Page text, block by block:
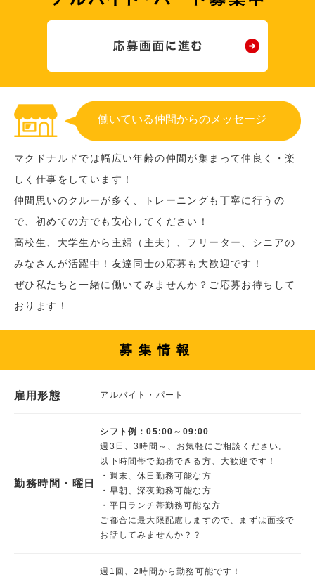
働いている仲間からのメッセージ
マクドナルドでは幅広い年齢の仲間が集まって仲良く・楽
しく仕事をしています！
仲間思いのクルーが多く、トレーニングも丁寧に行うの
で、初めての方でも安心してください！
高校生、大学生から主婦（主夫）、フリーター、シニアの
みなさんが活躍中！友達同士の応募も大歓迎です！
ぜひ私たちと一緒に働いてみませんか？ご応募お待ちして
おります！
募集情報
雇用形態 アルバイト・パート
勤務時間・曜日
シフト例：05:00～09:00
週3日、3時間～、お気軽にご相談ください。
以下時間帯で勤務できる方、大歓迎です！
・週末、休日勤務可能な方
・早朝、深夜勤務可能な方
・平日ランチ帯勤務可能な方
ご都合に最大限配慮しますので、まずは面接で
お話してみませんか？？
週1回、2時間から勤務可能です！